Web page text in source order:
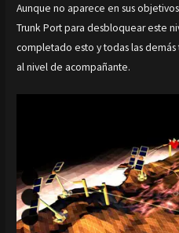
Aunque no aparece en sus
Trunk Port para desbloquear este
completado esto y todas las
al nivel de acompañante.